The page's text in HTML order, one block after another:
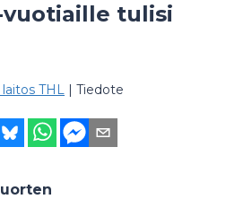
vuotiaille tulisi
THL | Tiedote